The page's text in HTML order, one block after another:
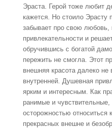
Эраста. Герой тоже любит
кажется. Но стоило Эрасту
забывает про свою любовь,
привлекательности и
обручившись с богатой
пережить не смогла. Этот
внешняя красота далеко не
внутренней. Душевная
ярким и интересным. Как
ранимые и
осторожностью
прекрасных внешне и